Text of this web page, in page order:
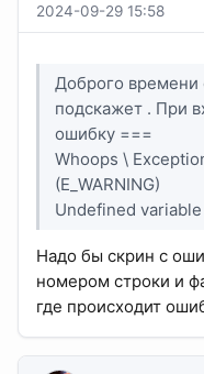
2024-09-29 15:58
Доброго времени
подскажет . При
ошибку ===
Whoops \
(E_WARNING)
Undefined
Надо бы скрин с
номером строки и
где происходит